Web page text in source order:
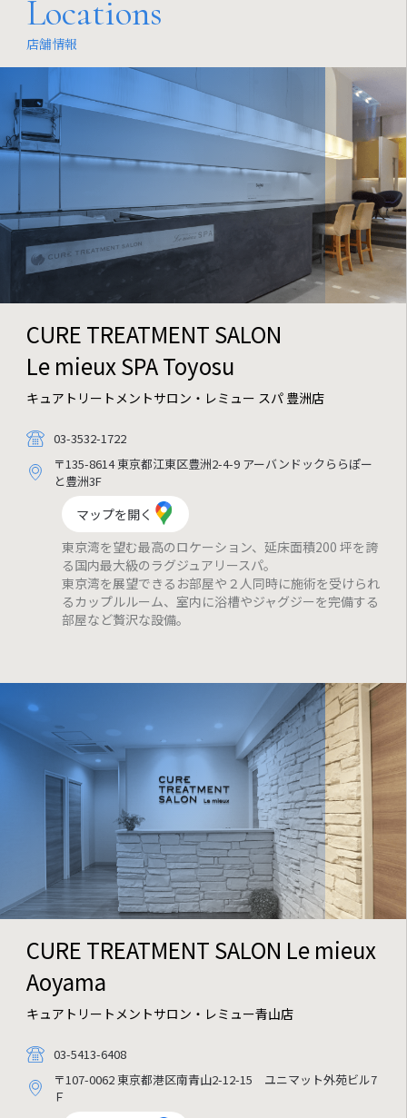
Locations
店舗情報
CURE TREATMENT SALON
Le mieux SPA Toyosu
キュアトリートメントサロン・レミュー スパ 豊洲店
03-3532-1722
〒135-8614 東京都江東区豊洲2-4-9 アーバンドックららぽー
と豊洲3F
マップを開く
東京湾を望む最高のロケーション、延床面積200 坪を誇
る国内最大級のラグジュアリースパ。
東京湾を展望できるお部屋や２人同時に施術を受けられ
るカップルルーム、室内に浴槽やジャグジーを完備する
部屋など贅沢な設備。
CURE TREATMENT SALON Le mieux
Aoyama
キュアトリートメントサロン・レミュー青山店
03-5413-6408
〒107-0062 東京都港区南青山2-12-15 ユニマット外苑ビル7
Ｆ